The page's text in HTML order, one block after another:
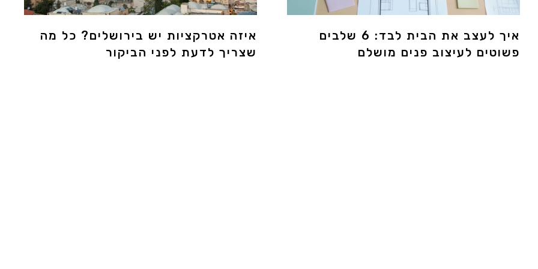
איך לעצב את הבית לבד: 6 שלבים
פשוטים לעיצוב פנים מושלם
איזה אטרקציות יש בירושלים? כל מה
שצריך לדעת לפני הביקור